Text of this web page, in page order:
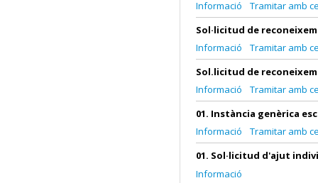
Informació
Tramitar amb
Sol·licitud de
Informació
Tramitar amb
Sol.licitud de
Informació
Tramitar amb
01. Instància genèrica
Informació
Tramitar amb
01. Sol·licitud d'ajut
Informació